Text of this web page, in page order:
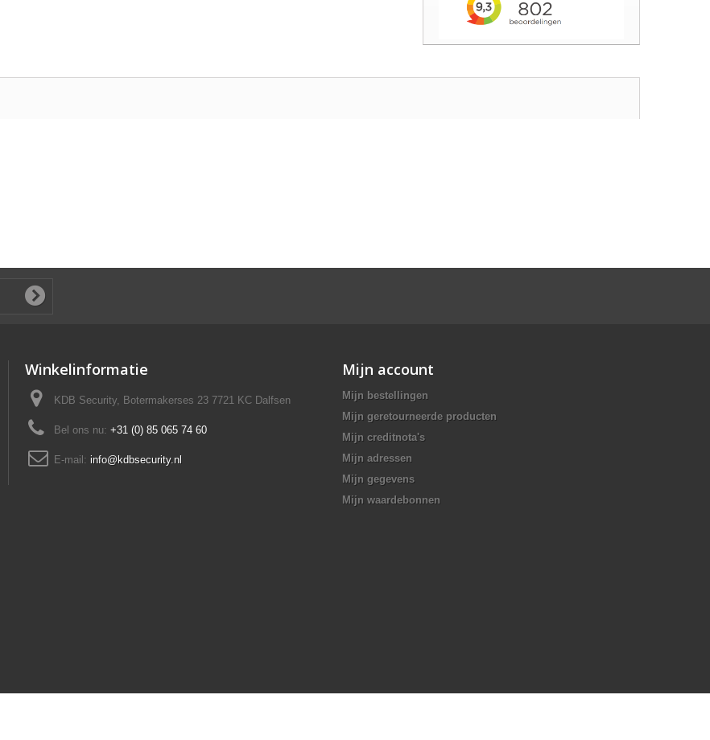
Winkelinformatie
KDB Security, Botermakerses 23 7721 KC Dalfsen
Bel ons nu: +31 (0) 85 065 74 60
E-mail: info@kdbsecurity.nl
Mijn account
Mijn bestellingen
Mijn geretourneerde producten
Mijn creditnota's
Mijn adressen
Mijn gegevens
Mijn waardebonnen